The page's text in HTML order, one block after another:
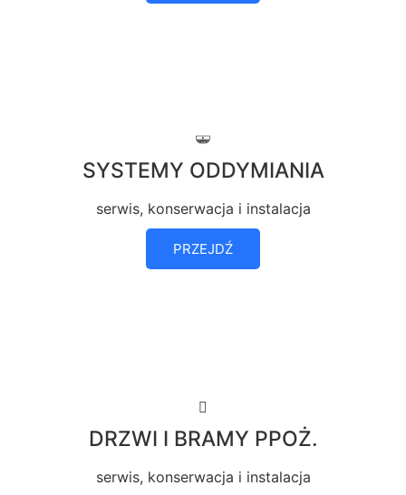
SYSTEMY ODDYMIANIA
serwis, konserwacja i instalacja
PRZEJDŹ
DRZWI I BRAMY PPOŻ.
serwis, konserwacja i instalacja